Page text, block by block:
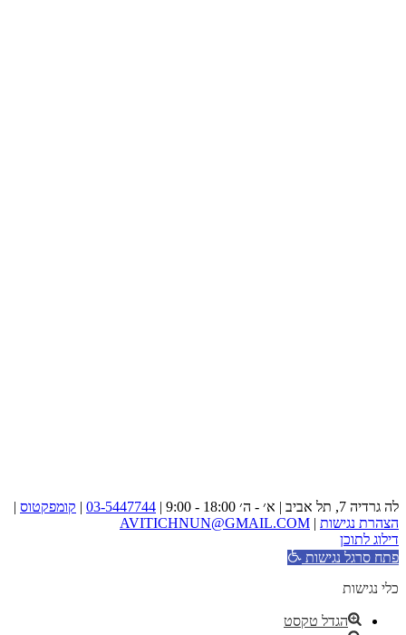
לה גרדיה 7, תל אביב | א׳ - ה׳ 18:00 - 9:00 | 03-5447744
| קומפקטוס |
הצהרת נגישות |
AVITICHNUN@GMAIL.COM
דילוג לתוכן
פתח סרגל נגישות
כלי נגישות
הגדל טקסט